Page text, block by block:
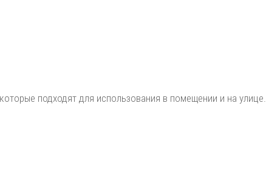
подходят для использования в помещении и на улице.